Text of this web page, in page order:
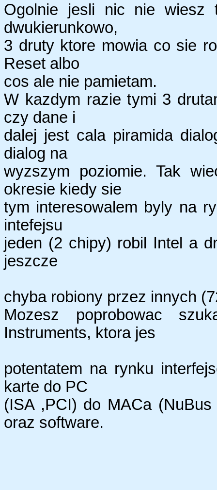
Ogolnie jesli nic nie
dwukierunkowo,
3 druty ktore mowia co sie
Reset albo
cos ale nie pamietam.
W kazdym razie tymi 3
czy dane i
dalej jest cala piramida
dialog na
wyzszym poziomie. Tak
okresie kiedy sie
tym interesowalem byly na
intefejsu
jeden (2 chipy) robil Intel a
jeszcze
chyba robiony przez innych
Mozesz poprobowac
Instruments, ktora jes
potentatem na rynku
karte do PC
(ISA ,PCI) do MACa
oraz software.